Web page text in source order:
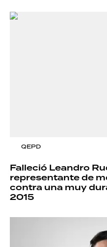
QEPD
Falleció Leandro
representante de
contra una muy
2015